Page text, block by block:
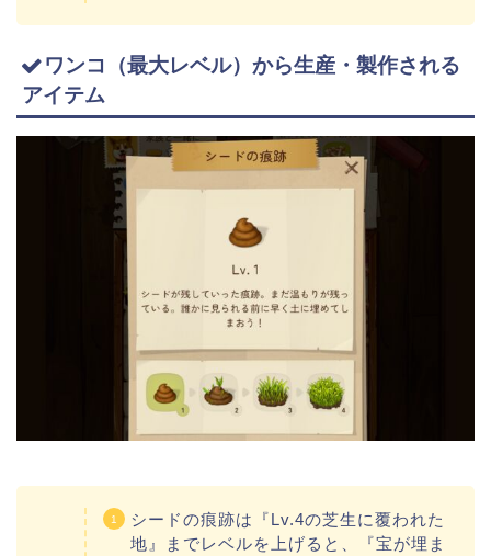
ワンコ（最大レベル）から生産・製作される
アイテム
シードの痕跡は『Lv.4の芝生に覆われた
地』までレベルを上げると、『宝が埋ま